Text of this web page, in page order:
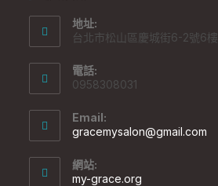
地址:
台北市松山區慶城街6-2號6樓
電話:
0958308031
Email:
gracemysalon@gmail.com
網站:
my-grace.org